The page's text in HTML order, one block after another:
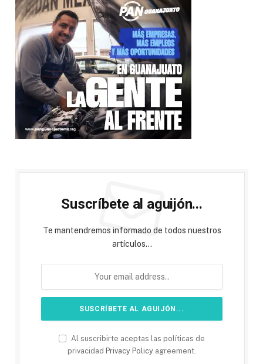
Suscríbete al aguijón...
Te mantendremos informado de todos nuestros
artículos...
Al suscribirte aceptas las políticas de
privacidad Privacy Policy agreement.